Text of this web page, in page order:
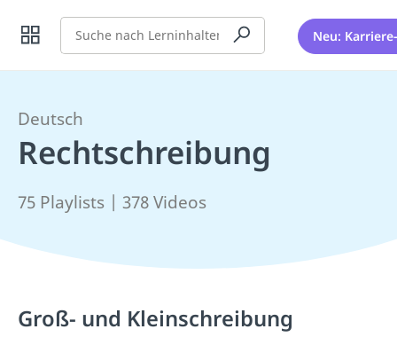
Suche Neu:
Deutsch
Rechtschreibung
75 Playlists | 378 Videos
Groß- und Kleinschreibung